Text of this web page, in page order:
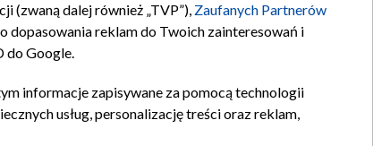
(zwaną dalej również „TVP”), Zaufanych Partnerów
dopasowania reklam do Twoich zainteresowań i
do Google.
informacje zapisywane za pomocą technologii
usług, personalizację treści oraz reklam,